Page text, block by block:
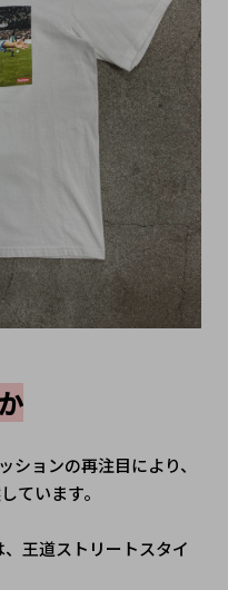
ョンの再注目により、
ています。
王道ストリートスタイ